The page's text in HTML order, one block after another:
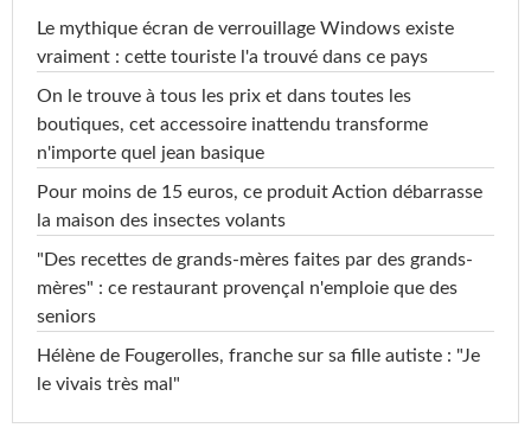
Le mythique écran de verrouillage Windows existe
vraiment : cette touriste l'a trouvé dans ce pays
On le trouve à tous les prix et dans toutes les
boutiques, cet accessoire inattendu transforme
n'importe quel jean basique
Pour moins de 15 euros, ce produit Action débarrasse
la maison des insectes volants
"Des recettes de grands-mères faites par des grands-
mères" : ce restaurant provençal n'emploie que des
seniors
Hélène de Fougerolles, franche sur sa fille autiste : "Je
le vivais très mal"